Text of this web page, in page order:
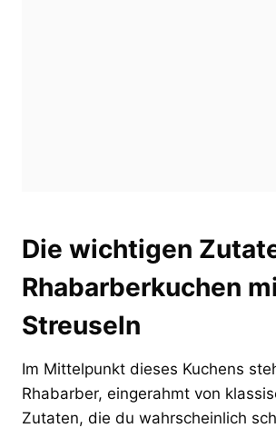
Die wichtigen
Rhabarberkuchen
Streuseln
Im Mittelpunkt dieses Kuchens
Rhabarber, eingerahmt von
Zutaten, die du wahrscheinlich